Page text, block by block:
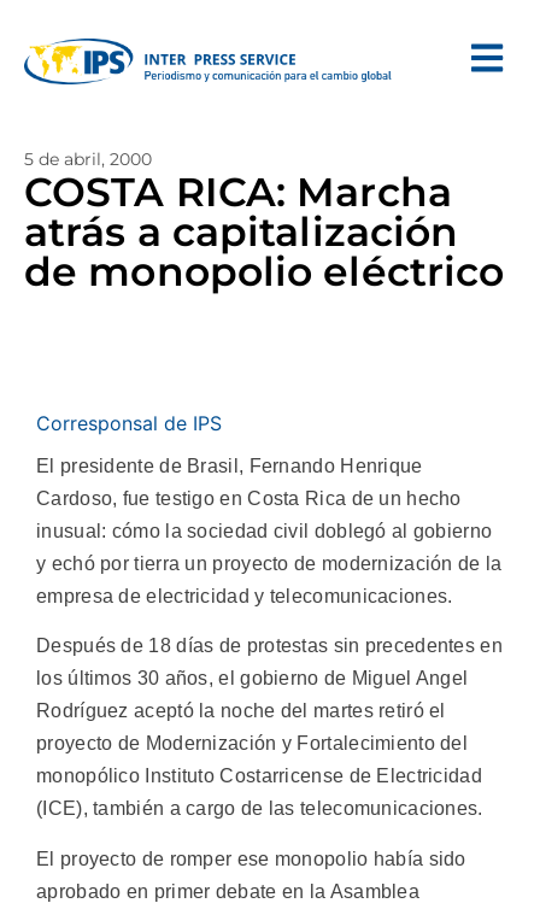
5 de abril, 2000
COSTA RICA: Marcha
atrás a capitalización
de monopolio eléctrico
Corresponsal de IPS
El presidente de Brasil, Fernando Henrique
Cardoso, fue testigo en Costa Rica de un hecho
inusual: cómo la sociedad civil doblegó al gobierno
y echó por tierra un proyecto de modernización de la
empresa de electricidad y telecomunicaciones.
Después de 18 días de protestas sin precedentes en
los últimos 30 años, el gobierno de Miguel Angel
Rodríguez aceptó la noche del martes retiró el
proyecto de Modernización y Fortalecimiento del
monopólico Instituto Costarricense de Electricidad
(ICE), también a cargo de las telecomunicaciones.
El proyecto de romper ese monopolio había sido
aprobado en primer debate en la Asamblea